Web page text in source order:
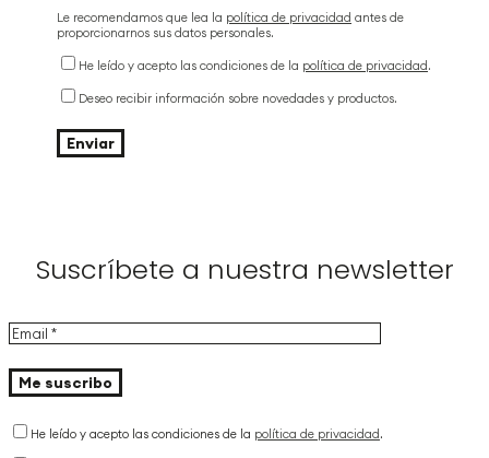
Le recomendamos que lea la política de privacidad antes de
proporcionarnos sus datos personales.
He leído y acepto las condiciones de la política de privacidad .
Deseo recibir información sobre novedades y productos.
Suscríbete a nuestra newsletter
He leído y acepto las condiciones de la política de privacidad .